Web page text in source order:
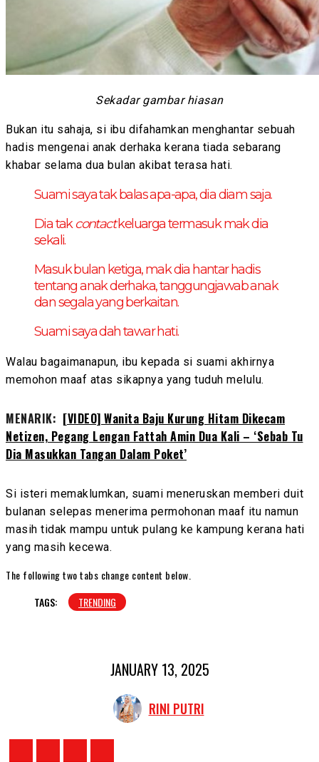
Sekadar gambar hiasan
Bukan itu sahaja, si ibu difahamkan menghantar sebuah
hadis mengenai anak derhaka kerana tiada sebarang
khabar selama dua bulan akibat terasa hati.
Suami saya tak balas apa-apa, dia diam saja.
Dia takcontactkeluarga termasuk mak dia
sekali.
Masuk bulan ketiga, mak dia hantar hadis
tentang anak derhaka, tanggungjawab anak
dan segala yang berkaitan.
Suami saya dah tawar hati.
Walau bagaimanapun, ibu kepada si suami akhirnya
memohon maaf atas sikapnya yang tuduh melulu.
MENARIK: [VIDEO] Wanita Baju Kurung Hitam Dikecam
Netizen, Pegang Lengan Fattah Amin Dua Kali – ‘Sebab Tu
Dia Masukkan Tangan Dalam Poket’
Si isteri memaklumkan, suami meneruskan memberi duit
bulanan selepas menerima permohonan maaf itu namun
masih tidak mampu untuk pulang ke kampung kerana hati
yang masih kecewa.
The following two tabs change content below.
TAGS:
TRENDING
JANUARY 13, 2025
RINI PUTRI